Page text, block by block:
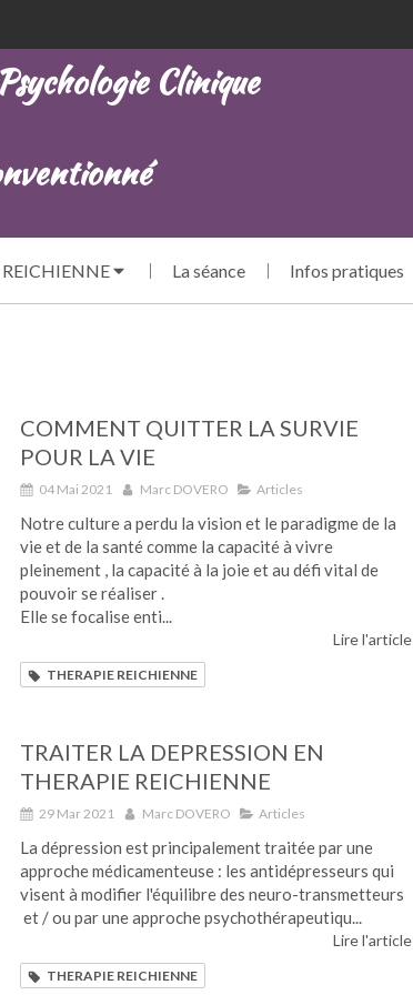
Clinique
La séance Infos pratiques
COMMENT QUITTER LA SURVIE
POUR LA VIE
04 Mai 2021 Marc DOVERO Articles
Notre culture a perdu la vision et le paradigme de la
vie et de la santé comme la capacité à vivre
pleinement , la capacité à la joie et au défi vital de
pouvoir se réaliser .
Elle se focalise enti...
Lire l'article
THERAPIE REICHIENNE
TRAITER LA DEPRESSION EN
THERAPIE REICHIENNE
29 Mar 2021 Marc DOVERO Articles
La dépression est principalement traitée par une
approche médicamenteuse : les antidépresseurs qui
visent à modifier l'équilibre des neuro-transmetteurs
et / ou par une approche psychothérapeutiqu...
Lire l'article
THERAPIE REICHIENNE